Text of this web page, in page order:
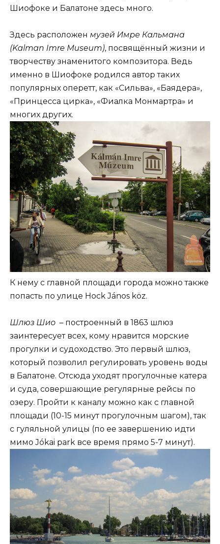
Шиофоке и Балатоне здесь много.
Здесь расположен музей Имре Кальмана
(Kalman Imre Museum), посвящённый жизни и
творчеству знаменитого композитора. Ведь
именно в Шиофоке родился автор таких
популярных оперетт, как «Сильва», «Баядера»,
«Принцесса цирка», «Фиалка Монмартра» и
многих других.
К нему с главной площади города можно также
попасть по улице Hock János köz.
Шлюз Шио – построенный в 1863 шлюз
заинтересует всех, кому нравится морские
прогулки и судоходство. Это первый шлюз,
который позволил регулировать уровень воды
в Балатоне. Отсюда уходят прогулочные катера
и суда, совершающие регулярные рейсы по
озеру. Пройти к каналу можно как с главной
площади (10-15 минут прогулочным шагом), так
с гуляльной улицы (по ее завершению идти
мимо Jókai park все время прямо 5-7 минут).